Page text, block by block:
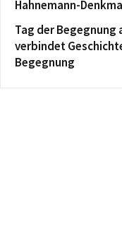
Hahnemann-
Tag der Begegnung
verbindet
Begegnung